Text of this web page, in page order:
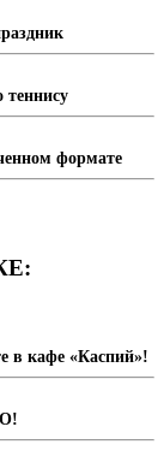
теннису
формате
в кафе «Каспий»!